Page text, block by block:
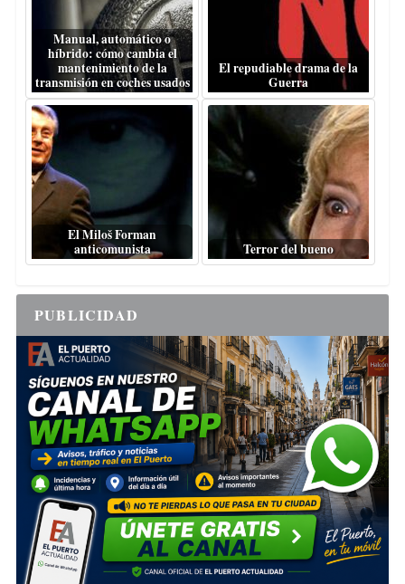
Manual, automático o
híbrido: cómo cambia el
mantenimiento de la
transmisión en coches usados
El repudiable drama de la
Guerra
El Miloš Forman
anticomunista
Terror del bueno
PUBLICIDAD